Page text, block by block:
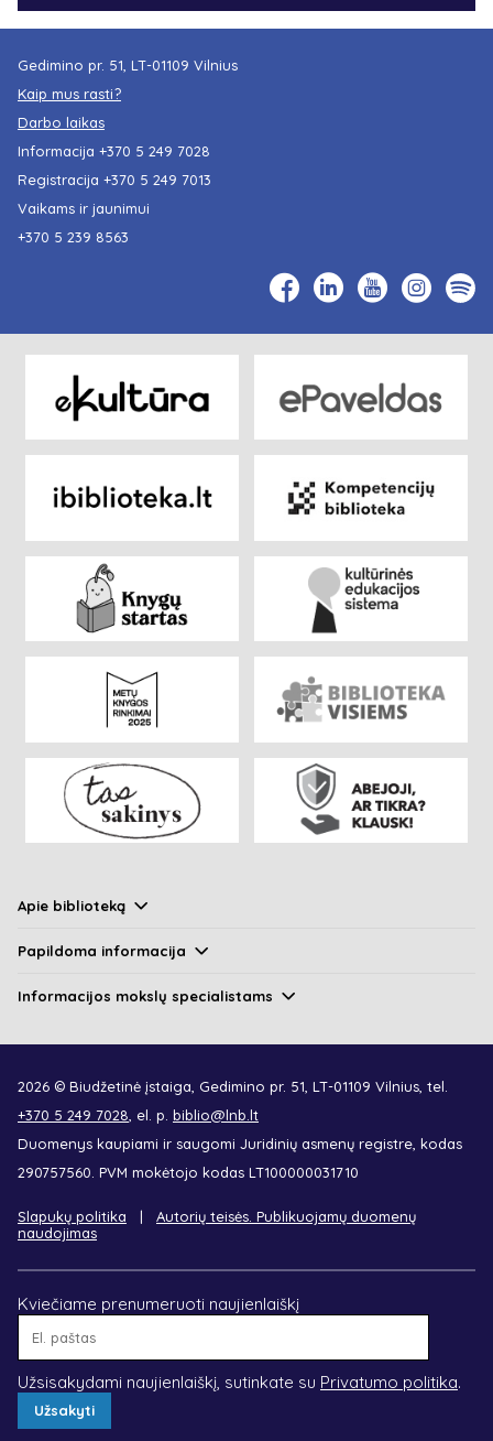
Gedimino pr. 51, LT-01109 Vilnius
Kaip mus rasti?
Darbo laikas
Informacija +370 5 249 7028
Registracija +370 5 249 7013
Vaikams ir jaunimui
+370 5 239 8563
Apie biblioteką
Papildoma informacija
Informacijos mokslų specialistams
2026 © Biudžetinė įstaiga, Gedimino pr. 51, LT-01109 Vilnius, tel.
+370 5 249 7028 , el. p. biblio@lnb.lt
Duomenys kaupiami ir saugomi Juridinių asmenų registre, kodas
290757560. PVM mokėtojo kodas LT100000031710
Slapukų politika
Autorių teisės. Publikuojamų duomenų
naudojimas
Kviečiame prenumeruoti naujienlaiškį
Užsisakydami naujienlaiškį, sutinkate su Privatumo politika.